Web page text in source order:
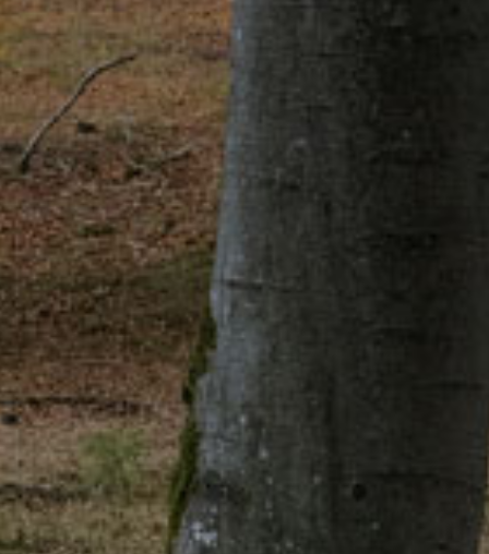
Olimatik
Vídeos
|
Olimatik
Contactos
e
Localização
|
Olimatik
Área
Reservada